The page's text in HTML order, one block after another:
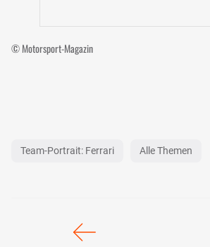
© Motorsport-Magazin
Team-Portrait: Ferrari Alle Themen